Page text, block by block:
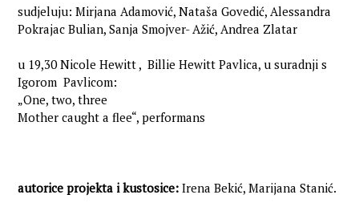
sudjeluju: Mirjana Adamović, Nataša Govedić, Alessandra
Pokrajac Bulian, Sanja Smojver- Ažić, Andrea Zlatar
u 19,30 Nicole Hewitt , Billie Hewitt Pavlica, u suradnji s
Igorom Pavlicom:
„One, two, three
Mother caught a flee“, performans
autorice projekta i kustosice: Irena Bekić, Marijana Stanić.